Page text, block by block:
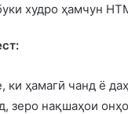
худро ҳамчун
ки ҳамагӣ чанд ё
зеро нақшаҳои